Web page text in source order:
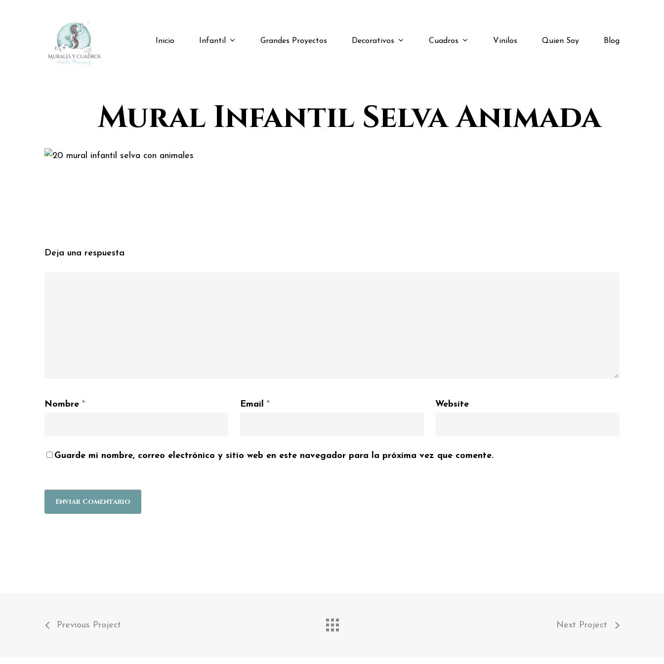
Inicio Infantil Grandes Proyectos Decorativos Cuadros Vinilos Quien Soy Blog
Mural Infantil Selva Animada
Deja una respuesta
Nombre * Email * Website
Guarde mi nombre, correo electrónico y sitio web en este navegador para la próxima vez que comente.
Previous Project Next Project